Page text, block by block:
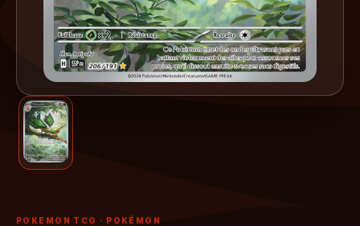
POKEMON TCG · POKÉMON